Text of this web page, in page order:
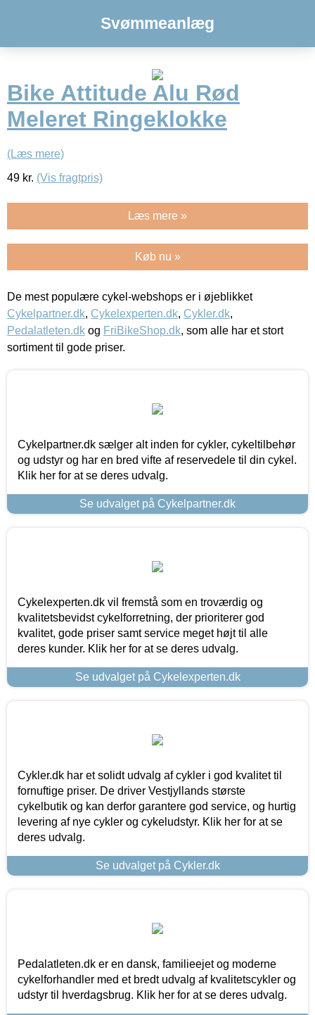
Svømmeanlæg
Bike Attitude Alu Rød
Meleret Ringeklokke
(Læs mere)
49 kr. (Vis fragtpris)
Læs mere »
Køb nu »
De mest populære cykel-webshops er i øjeblikket
Cykelpartner.dk, Cykelexperten.dk, Cykler.dk,
Pedalatleten.dk og FriBikeShop.dk, som alle har et stort
sortiment til gode priser.
Cykelpartner.dk sælger alt inden for cykler, cykeltilbehør
og udstyr og har en bred vifte af reservedele til din cykel.
Klik her for at se deres udvalg.
Se udvalget på Cykelpartner.dk
Cykelexperten.dk vil fremstå som en troværdig og
kvalitetsbevidst cykelforretning, der prioriterer god
kvalitet, gode priser samt service meget højt til alle
deres kunder. Klik her for at se deres udvalg.
Se udvalget på Cykelexperten.dk
Cykler.dk har et solidt udvalg af cykler i god kvalitet til
fornuftige priser. De driver Vestjyllands største
cykelbutik og kan derfor garantere god service, og hurtig
levering af nye cykler og cykeludstyr. Klik her for at se
deres udvalg.
Se udvalget på Cykler.dk
Pedalatleten.dk er en dansk, familieejet og moderne
cykelforhandler med et bredt udvalg af kvalitetscykler og
udstyr til hverdagsbrug. Klik her for at se deres udvalg.